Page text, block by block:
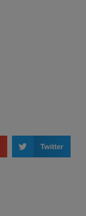
Twitter